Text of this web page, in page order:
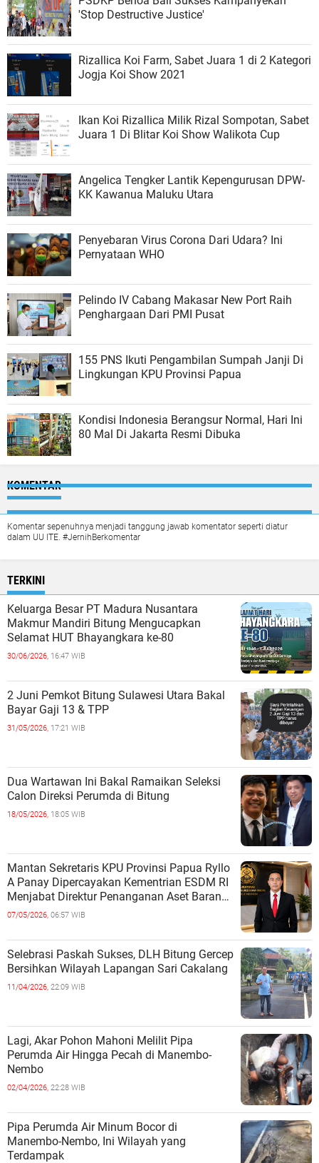
'Stop Destructive Justice'
Rizallica Koi Farm, Sabet Juara 1 di 2 Kategori
Jogja Koi Show 2021
Ikan Koi Rizallica Milik Rizal Sompotan, Sabet
Juara 1 Di Blitar Koi Show Walikota Cup
Angelica Tengker Lantik Kepengurusan DPW-
KK Kawanua Maluku Utara
Penyebaran Virus Corona Dari Udara? Ini
Pernyataan WHO
Pelindo IV Cabang Makasar New Port Raih
Penghargaan Dari PMI Pusat
155 PNS Ikuti Pengambilan Sumpah Janji Di
Lingkungan KPU Provinsi Papua
Kondisi Indonesia Berangsur Normal, Hari Ini
80 Mal Di Jakarta Resmi Dibuka
KOMENTAR
Komentar sepenuhnya menjadi tanggung jawab komentator seperti diatur
dalam UU ITE. #JernihBerkomentar
TERKINI
Keluarga Besar PT Madura Nusantara
Makmur Mandiri Bitung Mengucapkan
Selamat HUT Bhayangkara ke-80
30/06/2026, 16:47 WIB
2 Juni Pemkot Bitung Sulawesi Utara Bakal
Bayar Gaji 13 & TPP
31/05/2026, 17:21 WIB
Dua Wartawan Ini Bakal Ramaikan Seleksi
Calon Direksi Perumda di Bitung
18/05/2026, 18:05 WIB
Mantan Sekretaris KPU Provinsi Papua Ryllo
A Panay Dipercayakan Kementrian ESDM RI
Menjabat Direktur Penanganan Aset Barang
Bukti
07/05/2026, 06:57 WIB
Selebrasi Paskah Sukses, DLH Bitung Gercep
Bersihkan Wilayah Lapangan Sari Cakalang
11/04/2026, 22:09 WIB
Lagi, Akar Pohon Mahoni Melilit Pipa
Perumda Air Hingga Pecah di Manembo-
Nembo
02/04/2026, 22:28 WIB
Pipa Perumda Air Minum Bocor di
Manembo-Nembo, Ini Wilayah yang
Terdampak